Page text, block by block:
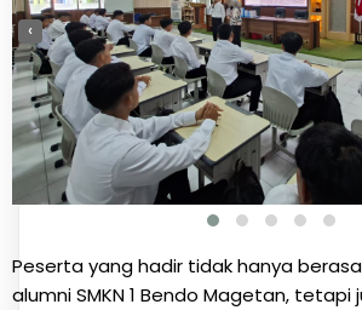
‹
Peserta yang hadir tidak hanya
alumni SMKN 1 Bendo Magetan, tetapi